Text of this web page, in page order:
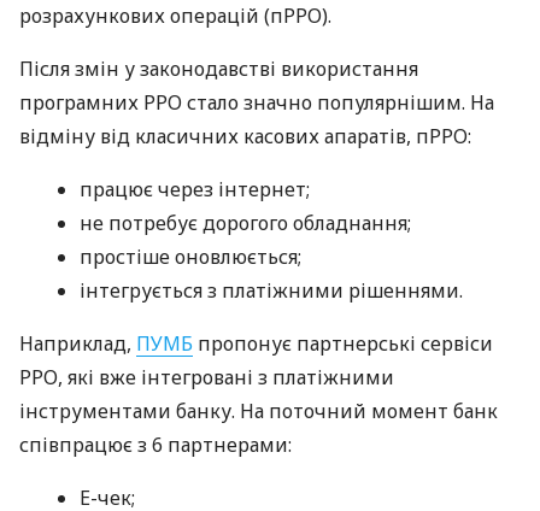
розрахункових операцій (пРРО).
Після змін у законодавстві використання
програмних РРО стало значно популярнішим. На
відміну від класичних касових апаратів, пРРО:
працює через інтернет;
не потребує дорогого обладнання;
простіше оновлюється;
інтегрується з платіжними рішеннями.
Наприклад, ПУМБ пропонує партнерські сервіси
РРО, які вже інтегровані з платіжними
інструментами банку. На поточний момент банк
співпрацює з 6 партнерами:
E-чек;